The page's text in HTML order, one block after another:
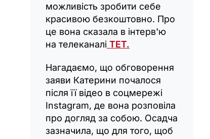
можливість зробити себе
красивою безкоштовно. Про
це вона сказала в інтерв'ю
на телеканалі ТЕТ.
Нагадаємо, що обговорення
заяви Катерини почалося
після її відео в соцмережі
Instagram, де вона розповіла
про догляд за собою. Осадча
зазначила, що для того, щоб